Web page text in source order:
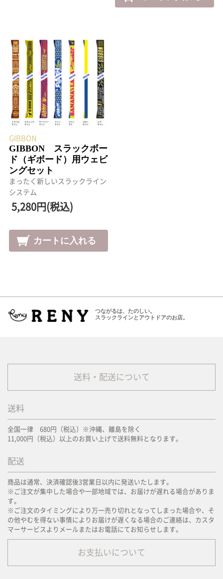
GIBBON
GIBBON スラックボー
ド（ギボード）用ウェビ
ングセット
まったく新しいスラックライン
システム
5,280円(税込)
つながるは、たのしい。
スラックラインとアウトドアのお店。
送料・配送について
送料
全国一律 680円（税込）※沖縄、離島を除く
11,000円（税込）以上のお買い上げで送料無料となります。
配送
商品は通常、決済確認後3営業日以内に発送いたします。
※ご注文が集中した場合や一部地域では、お届けが遅れる場合がありま
す。
※ご注文のタイミングにより万一売り切れとなってしまった場合や、そ
の他やむを得ない事情によりお届けが遅くなる場合のご連絡は、カスタ
マーサービスよりメールまたはお電話にてお知らせします。
お支払いについて